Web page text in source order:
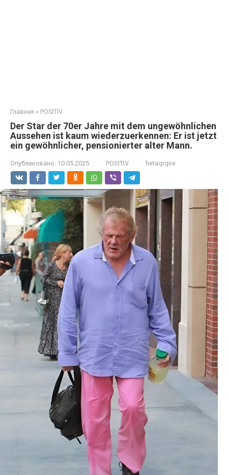
Главная » POSITIV
Der Star der 70er Jahre mit dem ungewöhnlichen
Aussehen ist kaum wiederzuerkennen: Er ist jetzt
ein gewöhnlicher, pensionierter alter Mann.
Опубликовано: 10.05.2025 POSITIV hetaqrqire